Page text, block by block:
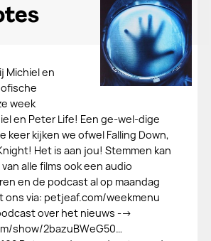
Michiel en
week
en Peter Life! Een ge-wel-dige
keer kijken we ofwel Falling Down,
Het is aan jou! Stemmen kan
alle films ook een audio
en de podcast al op maandag
ons via: petjeaf.com/weekmenu
over het nieuws -->
show/2bazuBWeG50…